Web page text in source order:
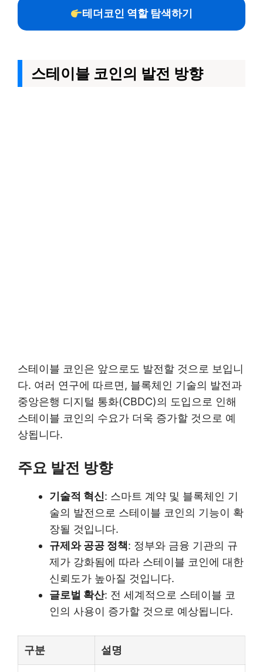
테더코인 역할 탐색하기
스테이블 코인의 발전 방향
스테이블 코인은 앞으로도 발전할 것으로 보입니
다. 여러 연구에 따르면, 블록체인 기술의 발전과
중앙은행 디지털 통화(CBDC)의 도입으로 인해
스테이블 코인의 수요가 더욱 증가할 것으로 예
상됩니다.
주요 발전 방향
기술적 혁신: 스마트 계약 및 블록체인 기
술의 발전으로 스테이블 코인의 기능이 확
장될 것입니다.
규제와 공공 정책: 정부와 금융 기관의 규
제가 강화됨에 따라 스테이블 코인에 대한
신뢰도가 높아질 것입니다.
글로벌 확산: 전 세계적으로 스테이블 코
인의 사용이 증가할 것으로 예상됩니다.
구분 설명